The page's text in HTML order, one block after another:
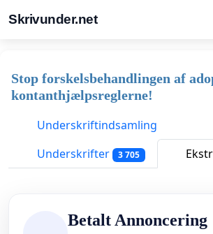
Skrivunder.net
Stop forskelsbehandlingen af
kontanthjælpsreglerne!
Underskriftindsamling
Underskrifter
3 705
Betalt Annoncering